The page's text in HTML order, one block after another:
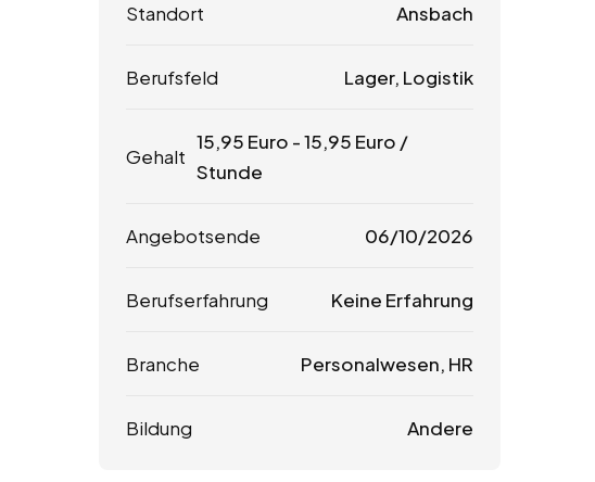
Standort Ansbach
Berufsfeld Lager, Logistik
Gehalt
15,95 Euro -15,95 Euro /
Stunde
Angebotsende 06/10/2026
Berufserfahrung Keine Erfahrung
Branche Personalwesen, HR
Bildung Andere